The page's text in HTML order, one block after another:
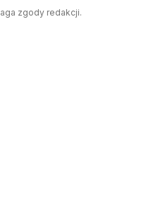
zgody redakcji.